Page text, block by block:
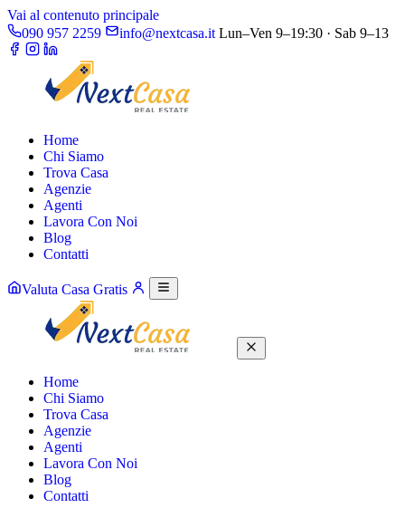
Vai al contenuto principale
090 957 2259
info@nextcasa.it Lun–Ven 9–19:30 · Sab 9–13
Home
Chi Siamo
Trova Casa
Agenzie
Agenti
Lavora Con Noi
Blog
Contatti
Valuta Casa Gratis
Home
Chi Siamo
Trova Casa
Agenzie
Agenti
Lavora Con Noi
Blog
Contatti